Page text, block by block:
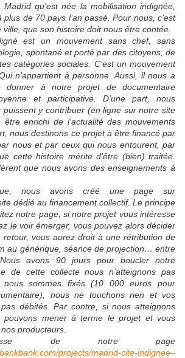
qu’est née la mobilisation indignée,
plus de 70 pays l’an passé. Pour nous, c’est
que son histoire doit nous être contée.
est un mouvement sans chef, sans
spontané et porté par des citoyens, de
catégories sociales. C’est un mouvement
n’appartient à personne. Aussi, il nous a
donner à notre projet de documentaire
et participative. D’une part, nous
puissent y contribuer (en ligne sur notre site
être enrichi de l’actualité des mouvements
nous destinons ce projet à être financé par
nous et par ceux qui nous entourent, par
cette histoire mérite d’être (bien) traitée.
que nous avons des enseignements à
nous avons créé une page sur
dédié au financement collectif. Le principe
notre page, si notre projet vous intéresse
le voir émerger, vous pouvez alors décider
retour, vous aurez droit à une rétribution de
au générique, séance de projection… entre
avons 90 jours pour boucler notre
de cette collecte nous n’atteignons pas
nous sommes fixés (10 000 euros pour
nous ne touchons rien et vos
débités. Par contre, si nous atteignons
pouvons mener à terme le projet et vous
producteurs.
de notre page
projects/madrid-cite-indignee–